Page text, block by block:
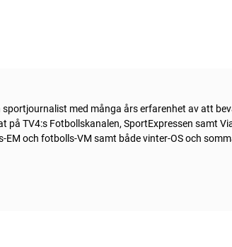
sportjournalist med många års erfarenhet av att
TV4:s Fotbollskanalen, SportExpressen samt
och fotbolls-VM samt både vinter-OS och